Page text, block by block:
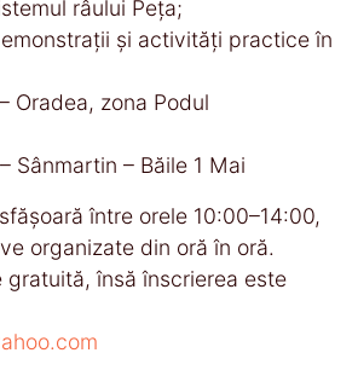
râului Peța;
și activități practice în
Oradea, zona Podul
Sânmartin – Băile 1 Mai
între orele 10:00–14:00,
organizate din oră în oră.
gratuită, însă înscrierea este